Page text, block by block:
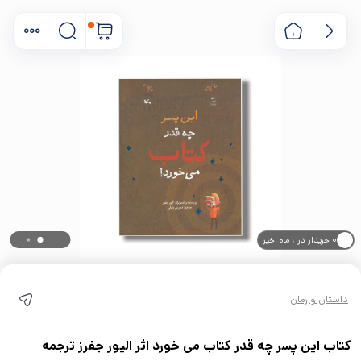
۰ خریدار در ۱ ماه اخیر
داستان و رمان
کتاب این پسر چه قدر کتاب می خورد اثر الیور جفرز ترجمه